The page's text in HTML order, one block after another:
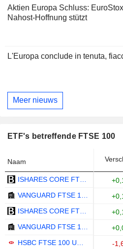
Aktien Europa Schluss:
Nahost-Hoffnung stützt
L'Europa conclude in tenuta,
Meer nieuws
ETF's betreffende FTSE 100
Naam
-